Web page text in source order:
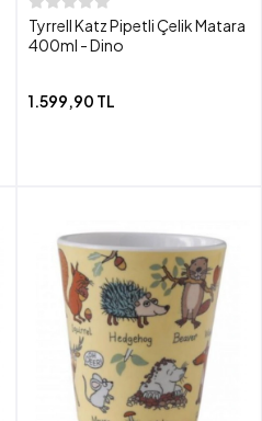
Tyrrell Katz Pipetli Çelik Matara
400ml - Dino
1.599,90 TL